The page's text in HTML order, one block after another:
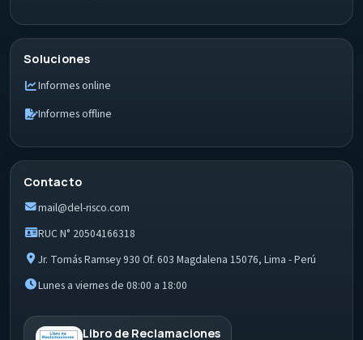
Soluciones
Informes online
Informes offline
Contacto
mail@del-risco.com
RUC N° 20504166318
Jr. Tomás Ramsey 930 Of. 603 Magdalena 15076, Lima - Perú
Lunes a viernes de 08:00 a 18:00
Libro de Reclamaciones